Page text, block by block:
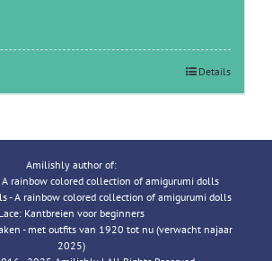
Details
Amilishly author of:
rainbow colored collection of amigurumi dolls
- A rainbow colored collection of amigurumi dolls
Lace: Kantbreien voor beginners
- met outfits van 1920 tot nu (verwacht najaar
2025)